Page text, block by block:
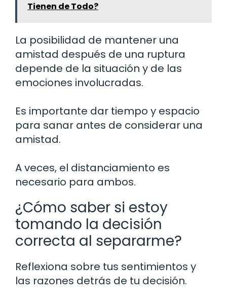
Tienen de Todo?
La posibilidad de mantener una
amistad después de una ruptura
depende de la situación y de las
emociones involucradas.
Es importante dar tiempo y espacio
para sanar antes de considerar una
amistad.
A veces, el distanciamiento es
necesario para ambos.
¿Cómo saber si estoy
tomando la decisión
correcta al separarme?
Reflexiona sobre tus sentimientos y
las razones detrás de tu decisión.